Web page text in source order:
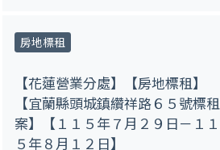
房地標租
【花蓮營業分處】【房地標租】
【宜蘭縣頭城鎮纘祥路６５號標租
案】【１１５年７月２９日－１１
５年８月１２日】